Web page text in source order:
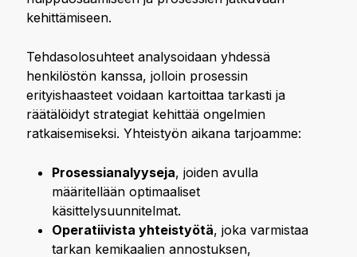
kehittämiseen.
Tehdasolosuhteet analysoidaan yhdessä
henkilöstön kanssa, jolloin prosessin
erityishaasteet voidaan kartoittaa tarkasti ja
räätälöidyt strategiat kehittää ongelmien
ratkaisemiseksi. Yhteistyön aikana tarjoamme:
Prosessianalyyseja, joiden avulla
määritellään optimaaliset
käsittelysuunnitelmat.
Operatiivista yhteistyötä, joka varmistaa
tarkan kemikaalien annostuksen,